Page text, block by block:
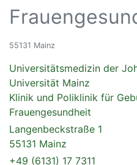
55131 Mainz
Universitätsmedizin der
Universität Mainz
Klinik und Poliklinik für
Frauengesundheit
Langenbeckstraße 1
55131 Mainz
+49 (6131) 17 7311